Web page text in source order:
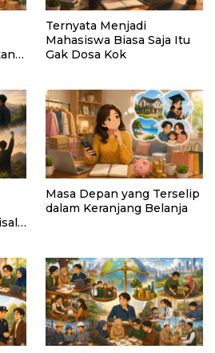
Ternyata Menjadi
Mahasiswa Biasa Saja Itu
Gak Dosa Kok
Masa Depan yang Terselip
dalam Keranjang Belanja